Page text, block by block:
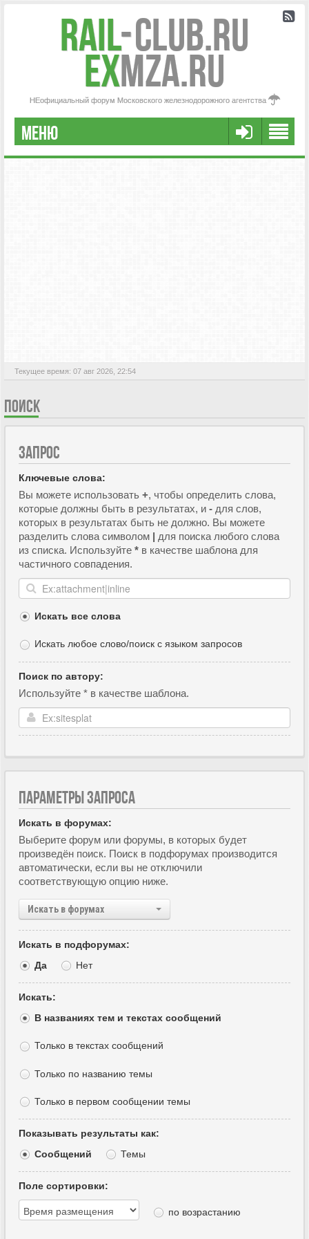
Rail-Club.RU
exMZA.RU
НЕофициальный форум Московского железнодорожного агентства
МЕНЮ
РЕГИСТРАЦИЯ
Текущее время: 07 авг 2026, 22:54
ПОИСК
ЗАПРОС
Ключевые слова:
Вы можете использовать +, чтобы определить слова,
которые должны быть в результатах, и - для слов,
которых в результатах быть не должно. Вы можете
разделить слова символом | для поиска любого слова
из списка. Используйте * в качестве шаблона для
частичного совпадения.
Искать все слова
Искать любое слово/поиск с языком запросов
Поиск по автору:
Используйте * в качестве шаблона.
ПАРАМЕТРЫ ЗАПРОСА
Искать в форумах:
Выберите форум или форумы, в которых будет
произведён поиск. Поиск в подфорумах производится
автоматически, если вы не отключили
соответствующую опцию ниже.
Искать в форумах
Искать в подфорумах:
Да
Нет
Искать:
В названиях тем и текстах сообщений
Только в текстах сообщений
Только по названию темы
Только в первом сообщении темы
Показывать результаты как:
Сообщений
Темы
Поле сортировки:
по возрастанию